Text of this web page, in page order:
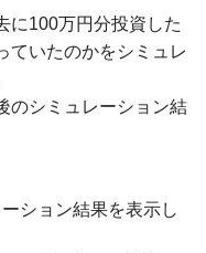
に100万円分投資した
ていたのかをシミュレ
のシミュレーション結
ション結果を表示し